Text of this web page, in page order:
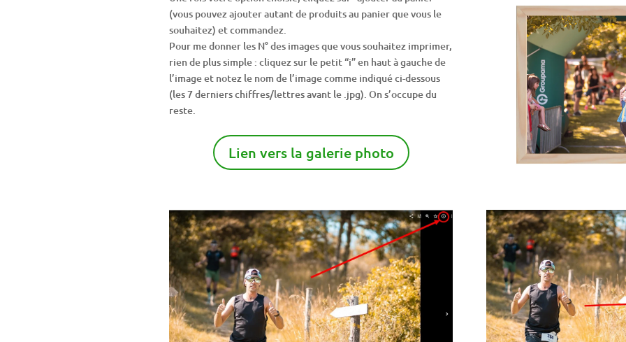
(vous pouvez ajouter autant de produits au panier que vous le
souhaitez) et commandez.
Pour me donner les N° des images que vous souhaitez imprimer,
rien de plus simple : cliquez sur le petit “i” en haut à gauche de
l’image et notez le nom de l’image comme indiqué ci-dessous
(les 7 derniers chiffres/lettres avant le .jpg). On s’occupe du
reste.
Lien vers la galerie photo